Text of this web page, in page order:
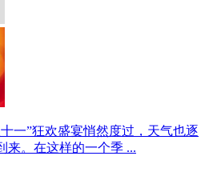
一”狂欢盛宴悄然度过，天气也逐
来。在这样的一个季 ...